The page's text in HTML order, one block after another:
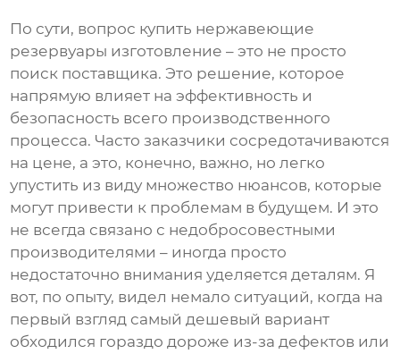
По сути, вопрос купить нержавеющие
резервуары изготовление – это не просто
поиск поставщика. Это решение, которое
напрямую влияет на эффективность и
безопасность всего производственного
процесса. Часто заказчики сосредотачиваются
на цене, а это, конечно, важно, но легко
упустить из виду множество нюансов, которые
могут привести к проблемам в будущем. И это
не всегда связано с недобросовестными
производителями – иногда просто
недостаточно внимания уделяется деталям. Я
вот, по опыту, видел немало ситуаций, когда на
первый взгляд самый дешевый вариант
обходился гораздо дороже из-за дефектов или